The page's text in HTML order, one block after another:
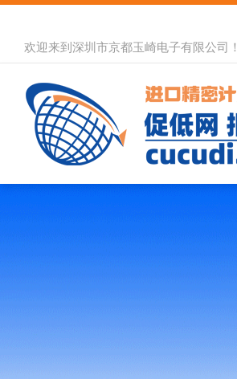
欢迎来到深圳市京都玉崎电子有限公司！